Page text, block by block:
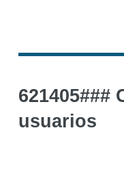
621405###
usuarios